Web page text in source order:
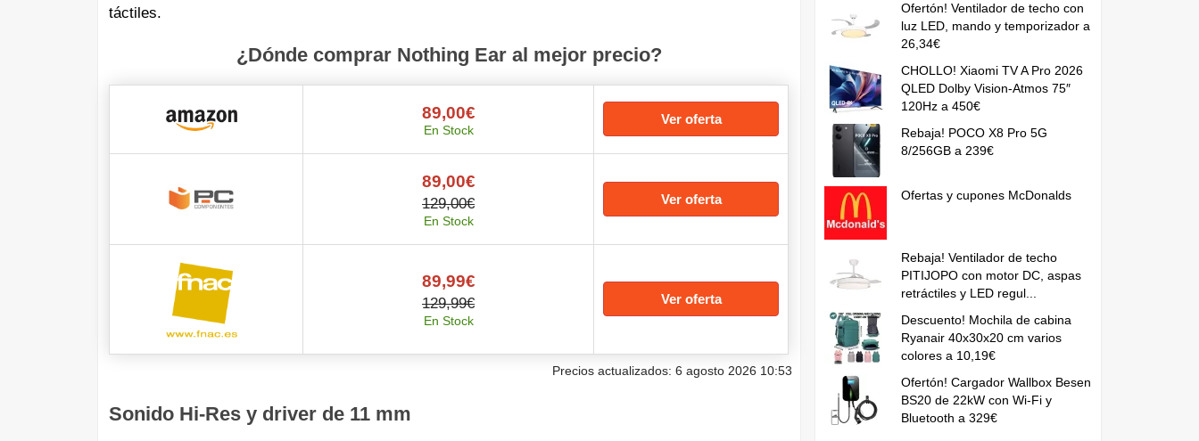
táctiles.
¿Dónde comprar Nothing Ear al mejor precio?
89,00€
En Stock
Ver oferta
89,00€
129,00€
En Stock
Ver oferta
89,99€
129,99€
En Stock
Ver oferta
Precios actualizados: 6 agosto 2026 10:53
Sonido Hi-Res y driver de 11 mm
Ofertón! Ventilador de techo con
luz LED, mando y temporizador a
26,34€
CHOLLO! Xiaomi TV A Pro 2026
QLED Dolby Vision-Atmos 75″
120Hz a 450€
Rebaja! POCO X8 Pro 5G
8/256GB a 239€
Ofertas y cupones McDonalds
Rebaja! Ventilador de techo
PITIJOPO con motor DC, aspas
retráctiles y LED regul...
Descuento! Mochila de cabina
Ryanair 40x30x20 cm varios
colores a 10,19€
Ofertón! Cargador Wallbox Besen
BS20 de 22kW con Wi-Fi y
Bluetooth a 329€